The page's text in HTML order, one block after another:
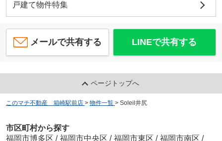
戸建て物件特集
メールで共有する LINEで共有する
ページトップへ
このマチ不動産 箱崎駅前店 > 物件一覧 > Soleil井尻
市区町村から探す
福岡市博多区 / 福岡市中央区 / 福岡市東区 / 福岡市南区 /